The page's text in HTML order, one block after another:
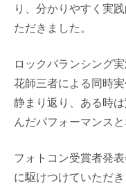
り、分かりやすく実
ただきました。
ロックバランシング
花師三者による同時
静まり返り、ある時
んだパフォーマンス
フォトコン受賞者発表
に駆けつけていただ